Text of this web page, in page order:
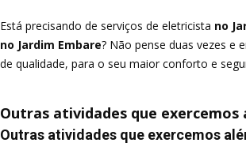
Está precisando de serviços de eletricista no
no Jardim Embare? Não pense duas vezes e
de qualidade, para o seu maior conforto e
Outras atividades que exercemos
Outras atividades que exercemos